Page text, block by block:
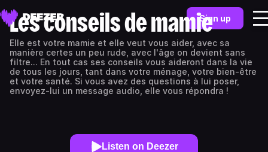
Sign up
Les conseils de mamie
Elle est votre mamie et elle veut vous aider, avec sa
manière certes un peu rude, avec l'âge on devient sans
filtre... En tout cas ses conseils vous aideront dans la vie
de tous les jours, tant dans votre ménage, votre bien-être
et votre santé. Si vous avez des questions à lui poser,
envoyez-lui un message audio, elle vous répondra !
Listen on Deezer